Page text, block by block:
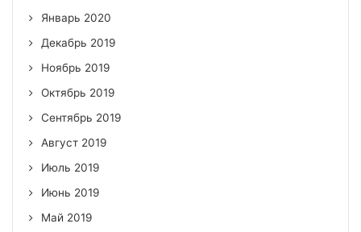
Январь 2020
Декабрь 2019
Ноябрь 2019
Октябрь 2019
Сентябрь 2019
Август 2019
Июль 2019
Июнь 2019
Май 2019